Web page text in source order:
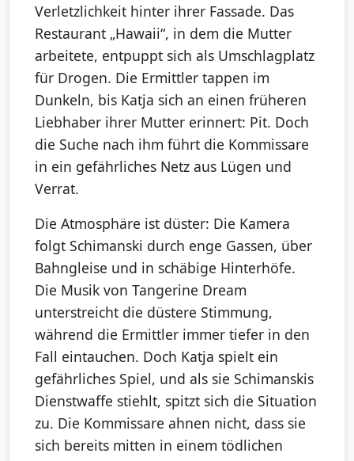
Verletzlichkeit hinter ihrer Fassade. Das
Restaurant „Hawaii“, in dem die Mutter
arbeitete, entpuppt sich als Umschlagplatz
für Drogen. Die Ermittler tappen im
Dunkeln, bis Katja sich an einen früheren
Liebhaber ihrer Mutter erinnert: Pit. Doch
die Suche nach ihm führt die Kommissare
in ein gefährliches Netz aus Lügen und
Verrat.
Die Atmosphäre ist düster: Die Kamera
folgt Schimanski durch enge Gassen, über
Bahngleise und in schäbige Hinterhöfe.
Die Musik von Tangerine Dream
unterstreicht die düstere Stimmung,
während die Ermittler immer tiefer in den
Fall eintauchen. Doch Katja spielt ein
gefährliches Spiel, und als sie Schimanskis
Dienstwaffe stiehlt, spitzt sich die Situation
zu. Die Kommissare ahnen nicht, dass sie
sich bereits mitten in einem tödlichen